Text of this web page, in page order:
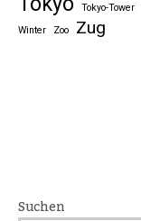
Tokyo-Tower
Winter Zoo Zug
Suchen